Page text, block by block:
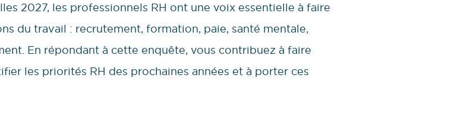
2027, les professionnels RH ont une voix essentielle à faire
du travail : recrutement, formation, paie, santé mentale,
En répondant à cette enquête, vous contribuez à faire
les priorités RH des prochaines années et à porter ces